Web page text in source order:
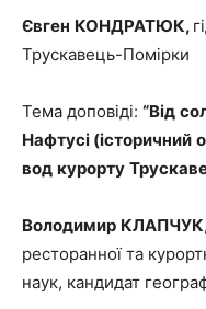
Євген КОНДРАТЮК,
Трускавець-Помірки
Тема доповіді: “Від
Нафтусі (історичний
вод курорту
Володимир КЛАПЧУК
ресторанної та
наук, кандидат